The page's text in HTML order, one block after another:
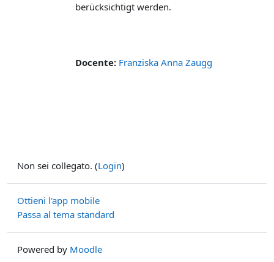
berücksichtigt werden.
Docente: Franziska Anna Zaugg
Non sei collegato. (Login)
Ottieni l'app mobile
Passa al tema standard
Powered by Moodle